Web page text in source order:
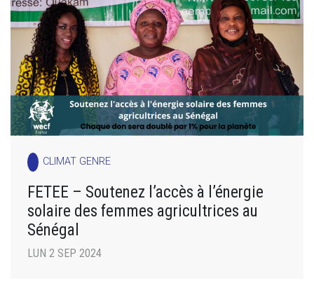
CLIMAT GENRE
FETEE – Soutenez l’accès à l’énergie
solaire des femmes agricultrices au
Sénégal
LUN 2 SEP 2024